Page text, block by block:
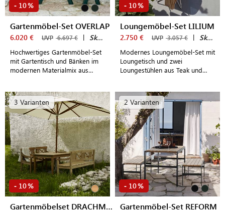
- 10%
Gartenmöbel-Set OVERLAP
6.020 € UVP 6.697 € | Skagerak by Fritz Hansen
Hochwertiges Gartenmöbel-Set
mit Gartentisch und Bänken im
modernen Materialmix aus
Sitzgruppen im dänischen
Design
- 10%
Loungemöbel-Set LILIUM
2.750 € UVP 3.057 € | Skagerak by Fritz Hansen
Modernes Loungemöbel-Set mit
Loungetisch und zwei
Loungestühlen aus Teak und
3 Varianten
- 10%
Gartenmöbelset DRACHMANN
2 Varianten
- 10%
Gartenmöbel-Set REFORM